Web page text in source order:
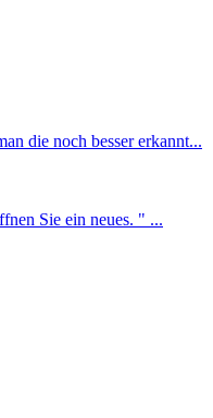
die noch besser erkannt...
Sie ein neues. " ...